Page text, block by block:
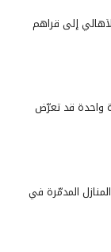
إلى قراهم
واحدة قد تعرّض
المدمّرة في